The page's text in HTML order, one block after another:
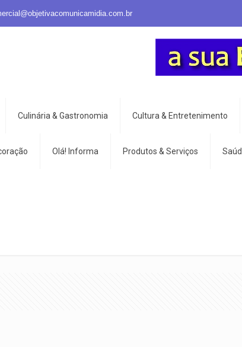
Culinária & Gastronomia Cultura & Entretenimento
Olá! Informa Produtos & Serviços